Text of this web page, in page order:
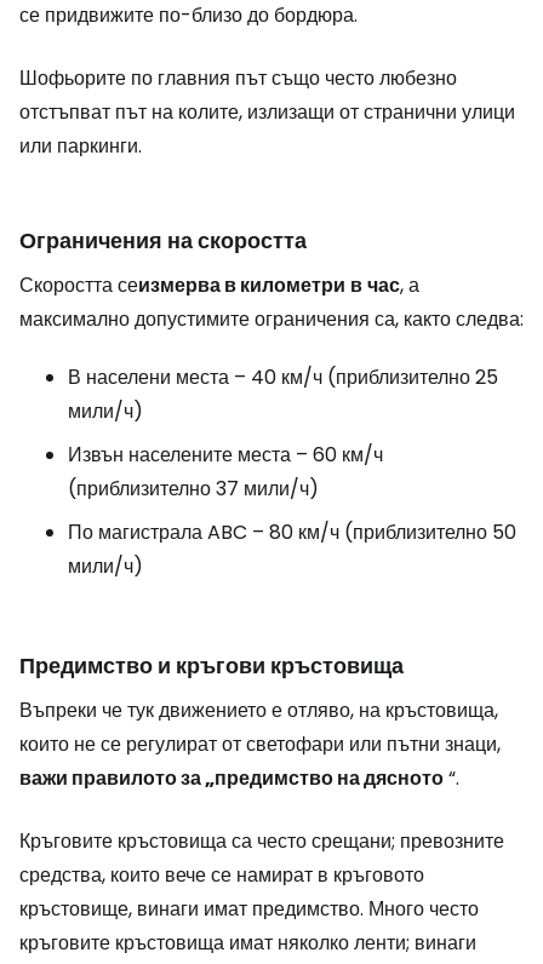
се придвижите по-близо до бордюра.
Шофьорите по главния път също често любезно
отстъпват път на колите, излизащи от странични улици
или паркинги.
Ограничения на скоростта
Скоростта сеизмерва в километри вчас, а
максимално допустимите ограничения са, както следва:
В населени места – 40 км/ч (приблизително 25
мили/ч)
Извън населените места – 60 км/ч
(приблизително 37 мили/ч)
По магистрала ABC – 80 км/ч (приблизително 50
мили/ч)
Предимство и кръгови кръстовища
Въпреки че тук движението е отляво, на кръстовища,
които не се регулират от светофари или пътни знаци,
важи правилото за „предимство на дясното“.
Кръговите кръстовища са често срещани; превозните
средства, които вече се намират в кръговото
кръстовище, винаги имат предимство. Много често
кръговите кръстовища имат няколко ленти; винаги